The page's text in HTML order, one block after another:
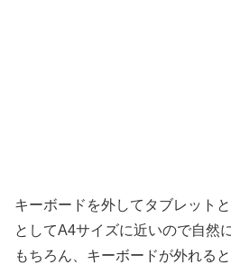
キーボードを外してタブレット
としてA4サイズに近いので自然
もちろん、キーボードが外れる